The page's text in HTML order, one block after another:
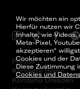
Wir möchten ein
Hierfür nutzen wir
Inhalte, wie Videos,
Meta-Pixel,
akzeptieren“
Cookies und der
Diese Zustimmung
Cookies und
Presse
Konzerte Berlin
Konzerte Dresden